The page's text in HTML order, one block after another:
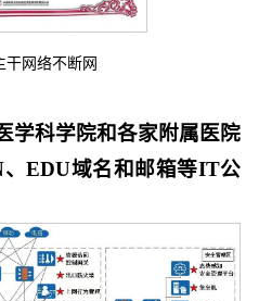
断电后主干网络不断网
学科学院和各家附属医院
EDU域名和邮箱等IT公